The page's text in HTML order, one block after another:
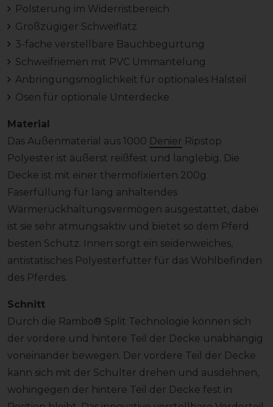
Polsterung im Widerristbereich
Großzügiger Schweiflatz
3-fache verstellbare Bauchbegurtung
Schweifriemen mit PVC Ummantelung
Anbringungsmöglichkeit für optionales Halsteil
Ösen für optionale Unterdecke
Material
Das Außenmaterial aus 1000 Denier Ripstop
Polyester ist äußerst reißfest und langlebig. Die
Decke ist mit einer thermofixierten 200g
Faserfüllung für lang anhaltendes
Wärmerückhaltungsvermögen ausgestattet, dabei
ist sie sehr atmungsaktiv und bietet so dem Pferd
besten Schutz. Innen sorgt ein seidenweiches,
antistatisches Polyesterfutter für das Wohlbefinden
des Pferdes.
Schnitt
Durch die Rambo® Split Technologie können sich
der vordere und hintere Teil der Decke unabhängig
voneinander bewegen. Der vordere Teil der Decke
kann sich mit der Schulter drehen und ausdehnen,
wohingegen der hintere Teil der Decke fest in